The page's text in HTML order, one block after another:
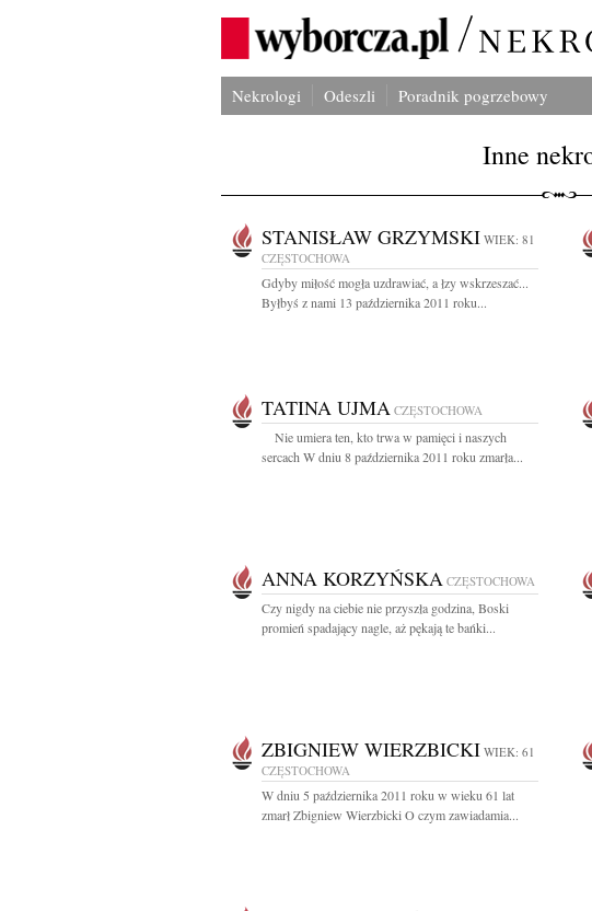
Nekrologi Odeszli Poradnik pogrzebowy
Inne
STANISŁAW GRZYMSKI WIEK: 81
CZĘSTOCHOWA
Gdyby miłość mogła uzdrawiać, a łzy wskrzeszać...
Byłbyś z nami 13 października 2011 roku...
TATINA UJMA CZĘSTOCHOWA
Nie umiera ten, kto trwa w pamięci i naszych
sercach W dniu 8 października 2011 roku zmarła...
ANNA KORZYŃSKA CZĘSTOCHOWA
Czy nigdy na ciebie nie przyszła godzina, Boski
promień spadający nagle, aż pękają te bańki...
ZBIGNIEW WIERZBICKI WIEK: 61
CZĘSTOCHOWA
W dniu 5 października 2011 roku w wieku 61 lat
zmarł Zbigniew Wierzbicki O czym zawiadamia...